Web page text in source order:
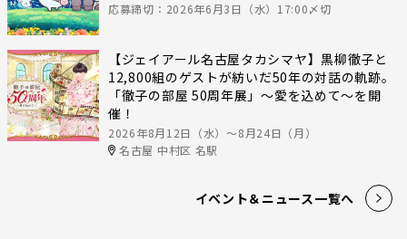
応募締切：2026年6月3日（水）17:00〆切
【ジェイアール名古屋タカシマヤ】黒柳徹子と
12,800組のゲストが紡いだ50年の対話の軌跡。
「徹子の部屋 50周年展」～愛を込めて～を開
催！
2026年8月12日（水）〜8月24日（月）
名古屋 中村区 名駅
イベント＆ニュース一覧へ